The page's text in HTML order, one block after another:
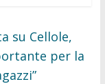
su Cellole,
per la